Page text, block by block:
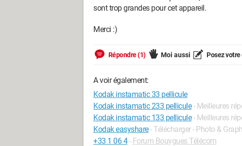
sont trop grandes pour cet appareil.
Merci :)
Répondre (1) Moi aussi Posez
A voir également:
Kodak instamatic 33 pellicule
Kodak instamatic 233 pellicule - Meilleures
Kodak instamatic 133 pellicule - Meilleures
Kodak easyshare- Télécharger - Photo &
+33 1 06 4 - Forum Bouygues Télécom